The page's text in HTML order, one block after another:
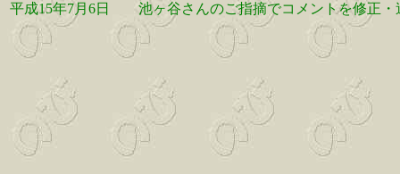
平成15年7月6日
池ヶ谷さんのご指摘でコメントを修正・